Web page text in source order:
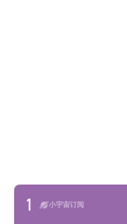
1 小宇宙订阅